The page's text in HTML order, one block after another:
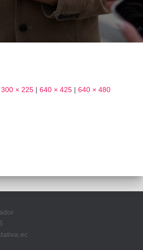
300 × 225 | 640 × 425 | 640 × 480